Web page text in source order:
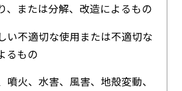
、または分解、改造によるもの
い不適切な使用または不適切な
るもの
噴火、水害、風害、地殻変動、